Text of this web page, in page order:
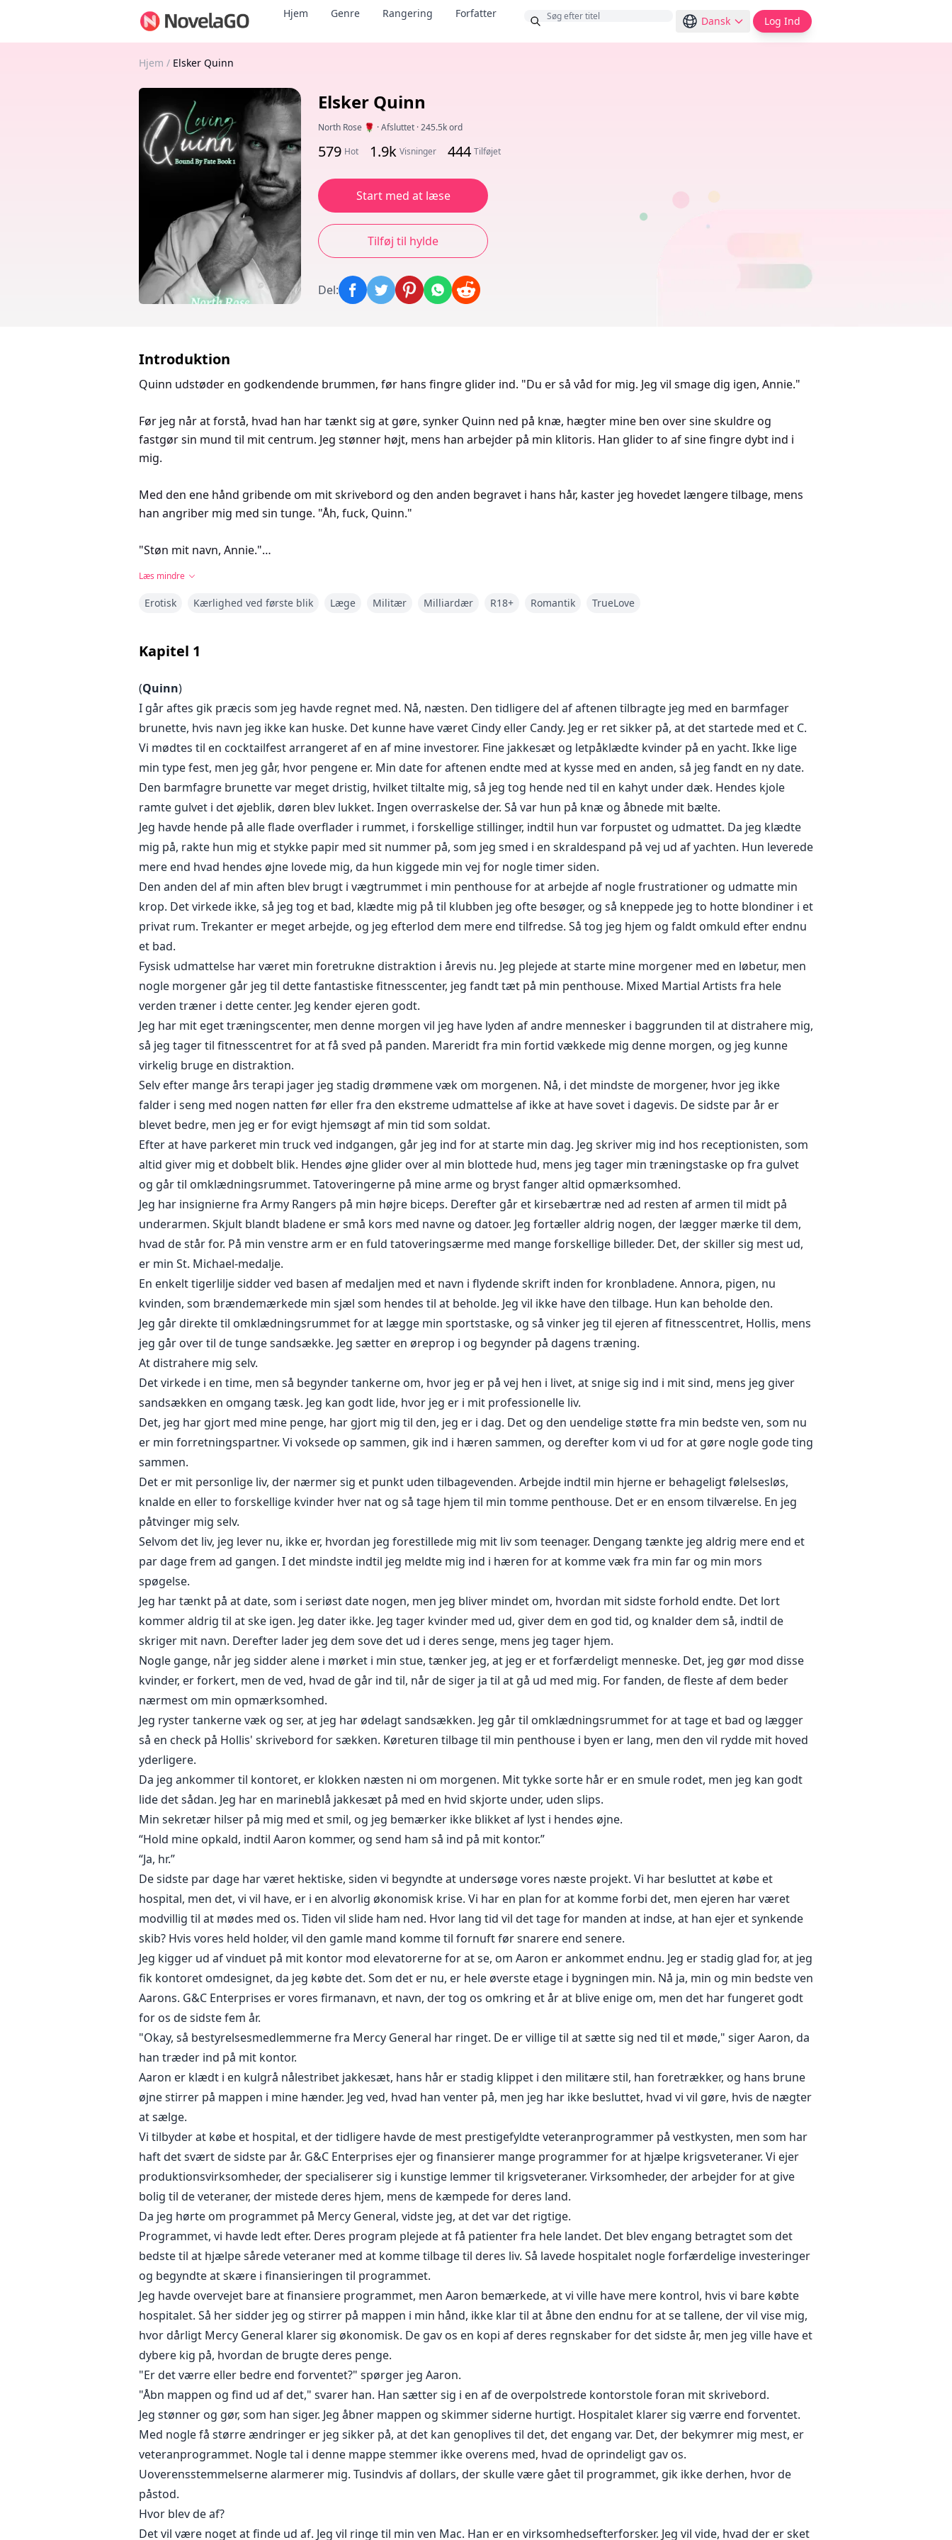
Hjem Genre Rangering Forfatter
Dansk Log Ind
Hjem / Elsker Quinn
Elsker Quinn
North Rose 🌹 ·Afsluttet ·245.5k ord
579 Hot 1.9k Visninger 444 Tilføjet
Start med at læse
Tilføj til hylde
Del:
Introduktion
Quinn udstøder en godkendende brummen, før hans fingre glider ind. "Du er så våd for mig. Jeg vil smage dig igen, Annie."
Før jeg når at forstå, hvad han har tænkt sig at gøre, synker Quinn ned på knæ, hægter mine ben over sine skuldre og
fastgør sin mund til mit centrum. Jeg stønner højt, mens han arbejder på min klitoris. Han glider to af sine fingre dybt ind i
mig.
Med den ene hånd gribende om mit skrivebord og den anden begravet i hans hår, kaster jeg hovedet længere tilbage, mens
han angriber mig med sin tunge. "Åh, fuck, Quinn."
"Støn mit navn, Annie."
hendes liv. Noget hun engang havde i sine hænder, men timingen var forkert til at beholde det. En kærlighed så ren, at hun
drømmer om hans ansigt mere, end hun burde.
Quinn Greyson investerede godt og blev milliardær, før han vidste, hvad der skete. Kvinder kaster sig over ham hver aften.
Med hver ny erobring føler han, at mere af hans sjæl bliver ødelagt. Han længes efter ægte kærlighed. Noget han engang
havde, men mistede for længe siden.
Et tilfældigt møde sætter dem på samme vej igen. Spændingen blusser op mellem dem, da en hemmelighed fra deres fælles
fortid bliver afsløret. Når de kysser, bryder flammer af begær ud, og minder fra fortiden vækkes til live. Kan Quinn og Annora
finde vej gennem det minefelt, der venter dem, mens de lærer hinanden at kende igen? Eller vil de blive revet fra hinanden af
en elsker fra hans fortid?
18+ Modent seksuelt indhold
Læs mindre
Erotisk Kærlighed ved første blik Læge Militær Milliardær R18+ Romantik TrueLove
Kapitel 1
(Quinn)
I går aftes gik præcis som jeg havde regnet med. Nå, næsten. Den tidligere del af aftenen tilbragte jeg med en barmfager
brunette, hvis navn jeg ikke kan huske. Det kunne have været Cindy eller Candy. Jeg er ret sikker på, at det startede med et C.
Vi mødtes til en cocktailfest arrangeret af en af mine investorer. Fine jakkesæt og letpåklædte kvinder på en yacht. Ikke lige
min type fest, men jeg går, hvor pengene er. Min date for aftenen endte med at kysse med en anden, så jeg fandt en ny date.
Den barmfagre brunette var meget dristig, hvilket tiltalte mig, så jeg tog hende ned til en kahyt under dæk. Hendes kjole
ramte gulvet i det øjeblik, døren blev lukket. Ingen overraskelse der. Så var hun på knæ og åbnede mit bælte.
Jeg havde hende på alle flade overflader i rummet, i forskellige stillinger, indtil hun var forpustet og udmattet. Da jeg klædte
mig på, rakte hun mig et stykke papir med sit nummer på, som jeg smed i en skraldespand på vej ud af yachten. Hun leverede
mere end hvad hendes øjne lovede mig, da hun kiggede min vej for nogle timer siden.
Den anden del af min aften blev brugt i vægtrummet i min penthouse for at arbejde af nogle frustrationer og udmatte min
krop. Det virkede ikke, så jeg tog et bad, klædte mig på til klubben jeg ofte besøger, og så kneppede jeg to hotte blondiner i et
privat rum. Trekanter er meget arbejde, og jeg efterlod dem mere end tilfredse. Så tog jeg hjem og faldt omkuld efter endnu
et bad.
Fysisk udmattelse har været min foretrukne distraktion i årevis nu. Jeg plejede at starte mine morgener med en løbetur, men
nogle morgener går jeg til dette fantastiske fitnesscenter, jeg fandt tæt på min penthouse. Mixed Martial Artists fra hele
verden træner i dette center. Jeg kender ejeren godt.
Jeg har mit eget træningscenter, men denne morgen vil jeg have lyden af andre mennesker i baggrunden til at distrahere mig,
så jeg tager til fitnesscentret for at få sved på panden. Mareridt fra min fortid vækkede mig denne morgen, og jeg kunne
virkelig bruge en distraktion.
Selv efter mange års terapi jager jeg stadig drømmene væk om morgenen. Nå, i det mindste de morgener, hvor jeg ikke
falder i seng med nogen natten før eller fra den ekstreme udmattelse af ikke at have sovet i dagevis. De sidste par år er
blevet bedre, men jeg er for evigt hjemsøgt af min tid som soldat.
Efter at have parkeret min truck ved indgangen, går jeg ind for at starte min dag. Jeg skriver mig ind hos receptionisten, som
altid giver mig et dobbelt blik. Hendes øjne glider over al min blottede hud, mens jeg tager min træningstaske op fra gulvet
og går til omklædningsrummet. Tatoveringerne på mine arme og bryst fanger altid opmærksomhed.
Jeg har insignierne fra Army Rangers på min højre biceps. Derefter går et kirsebærtræ ned ad resten af armen til midt på
underarmen. Skjult blandt bladene er små kors med navne og datoer. Jeg fortæller aldrig nogen, der lægger mærke til dem,
hvad de står for. På min venstre arm er en fuld tatoveringsærme med mange forskellige billeder. Det, der skiller sig mest ud,
er min St. Michael-medalje.
En enkelt tigerlilje sidder ved basen af medaljen med et navn i flydende skrift inden for kronbladene. Annora, pigen, nu
kvinden, som brændemærkede min sjæl som hendes til at beholde. Jeg vil ikke have den tilbage. Hun kan beholde den.
Jeg går direkte til omklædningsrummet for at lægge min sportstaske, og så vinker jeg til ejeren af fitnesscentret, Hollis, mens
jeg går over til de tunge sandsække. Jeg sætter en øreprop i og begynder på dagens træning.
At distrahere mig selv.
Det virkede i en time, men så begynder tankerne om, hvor jeg er på vej hen i livet, at snige sig ind i mit sind, mens jeg giver
sandsækken en omgang tæsk. Jeg kan godt lide, hvor jeg er i mit professionelle liv.
Det, jeg har gjort med mine penge, har gjort mig til den, jeg er i dag. Det og den uendelige støtte fra min bedste ven, som nu
er min forretningspartner. Vi voksede op sammen, gik ind i hæren sammen, og derefter kom vi ud for at gøre nogle gode ting
sammen.
Det er mit personlige liv, der nærmer sig et punkt uden tilbagevenden. Arbejde indtil min hjerne er behageligt følelsesløs,
knalde en eller to forskellige kvinder hver nat og så tage hjem til min tomme penthouse. Det er en ensom tilværelse. En jeg
påtvinger mig selv.
Selvom det liv, jeg lever nu, ikke er, hvordan jeg forestillede mig mit liv som teenager. Dengang tænkte jeg aldrig mere end et
par dage frem ad gangen. I det mindste indtil jeg meldte mig ind i hæren for at komme væk fra min far og min mors
spøgelse.
Jeg har tænkt på at date, som i seriøst date nogen, men jeg bliver mindet om, hvordan mit sidste forhold endte. Det lort
kommer aldrig til at ske igen. Jeg dater ikke. Jeg tager kvinder med ud, giver dem en god tid, og knalder dem så, indtil de
skriger mit navn. Derefter lader jeg dem sove det ud i deres senge, mens jeg tager hjem.
Nogle gange, når jeg sidder alene i mørket i min stue, tænker jeg, at jeg er et forfærdeligt menneske. Det, jeg gør mod disse
kvinder, er forkert, men de ved, hvad de går ind til, når de siger ja til at gå ud med mig. For fanden, de fleste af dem beder
nærmest om min opmærksomhed.
Jeg ryster tankerne væk og ser, at jeg har ødelagt sandsækken. Jeg går til omklædningsrummet for at tage et bad og lægger
så en check på Hollis' skrivebord for sækken. Køreturen tilbage til min penthouse i byen er lang, men den vil rydde mit hoved
yderligere.
Da jeg ankommer til kontoret, er klokken næsten ni om morgenen. Mit tykke sorte hår er en smule rodet, men jeg kan godt
lide det sådan. Jeg har en marineblå jakkesæt på med en hvid skjorte under, uden slips.
Min sekretær hilser på mig med et smil, og jeg bemærker ikke blikket af lyst i hendes øjne.
“Hold mine opkald, indtil Aaron kommer, og send ham så ind på mit kontor.”
“Ja, hr.”
De sidste par dage har været hektiske, siden vi begyndte at undersøge vores næste projekt. Vi har besluttet at købe et
hospital, men det, vi vil have, er i en alvorlig økonomisk krise. Vi har en plan for at komme forbi det, men ejeren har været
modvillig til at mødes med os. Tiden vil slide ham ned. Hvor lang tid vil det tage for manden at indse, at han ejer et synkende
skib? Hvis vores held holder, vil den gamle mand komme til fornuft før snarere end senere.
Jeg kigger ud af vinduet på mit kontor mod elevatorerne for at se, om Aaron er ankommet endnu. Jeg er stadig glad for, at jeg
fik kontoret omdesignet, da jeg købte det. Som det er nu, er hele øverste etage i bygningen min. Nå ja, min og min bedste ven
Aarons. G&C Enterprises er vores firmanavn, et navn, der tog os omkring et år at blive enige om, men det har fungeret godt
for os de sidste fem år.
"Okay, så bestyrelsesmedlemmerne fra Mercy General har ringet. De er villige til at sætte sig ned til et møde," siger Aaron, da
han træder ind på mit kontor.
Aaron er klædt i en kulgrå nålestribet jakkesæt, hans hår er stadig klippet i den militære stil, han foretrækker, og hans brune
øjne stirrer på mappen i mine hænder. Jeg ved, hvad han venter på, men jeg har ikke besluttet, hvad vi vil gøre, hvis de nægter
at sælge.
Vi tilbyder at købe et hospital, et der tidligere havde de mest prestigefyldte veteranprogrammer på vestkysten, men som har
haft det svært de sidste par år. G&C Enterprises ejer og finansierer mange programmer for at hjælpe krigsveteraner. Vi ejer
produktionsvirksomheder, der specialiserer sig i kunstige lemmer til krigsveteraner. Virksomheder, der arbejder for at give
bolig til de veteraner, der mistede deres hjem, mens de kæmpede for deres land.
Da jeg hørte om programmet på Mercy General, vidste jeg, at det var det rigtige.
Programmet, vi havde ledt efter. Deres program plejede at få patienter fra hele landet. Det blev engang betragtet som det
bedste til at hjælpe sårede veteraner med at komme tilbage til deres liv. Så lavede hospitalet nogle forfærdelige investeringer
og begyndte at skære i finansieringen til programmet.
Jeg havde overvejet bare at finansiere programmet, men Aaron bemærkede, at vi ville have mere kontrol, hvis vi bare købte
hospitalet. Så her sidder jeg og stirrer på mappen i min hånd, ikke klar til at åbne den endnu for at se tallene, der vil vise mig,
hvor dårligt Mercy General klarer sig økonomisk. De gav os en kopi af deres regnskaber for det sidste år, men jeg ville have et
dybere kig på, hvordan de brugte deres penge.
"Er det værre eller bedre end forventet?" spørger jeg Aaron.
"Åbn mappen og find ud af det," svarer han. Han sætter sig i en af de overpolstrede kontorstole foran mit skrivebord.
Jeg stønner og gør, som han siger. Jeg åbner mappen og skimmer siderne hurtigt. Hospitalet klarer sig værre end forventet.
Med nogle få større ændringer er jeg sikker på, at det kan genoplives til det, det engang var. Det, der bekymrer mig mest, er
veteranprogrammet. Nogle tal i denne mappe stemmer ikke overens med, hvad de oprindeligt gav os.
Uoverensstemmelserne alarmerer mig. Tusindvis af dollars, der skulle være gået til programmet, gik ikke derhen, hvor de
påstod.
Hvor blev de af?
Det vil være noget at finde ud af. Jeg vil ringe til min ven Mac. Han er en virksomhedsefterforsker. Jeg vil vide, hvad der er sket